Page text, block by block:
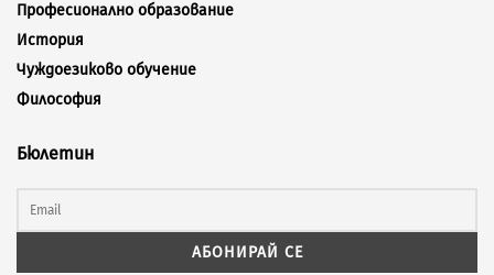
Професионално образование
История
Чуждоезиково обучение
Философия
Бюлетин